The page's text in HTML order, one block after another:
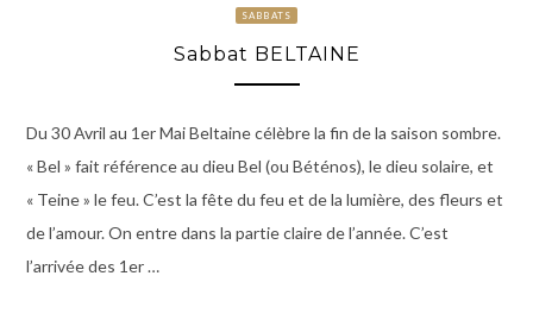
SABBATS
Sabbat BELTAINE
Du 30 Avril au 1er Mai Beltaine célèbre la fin de la saison sombre.
« Bel » fait référence au dieu Bel (ou Béténos), le dieu solaire, et
« Teine » le feu. C’est la fête du feu et de la lumière, des fleurs et
de l’amour. On entre dans la partie claire de l’année. C’est
l’arrivée des 1er …